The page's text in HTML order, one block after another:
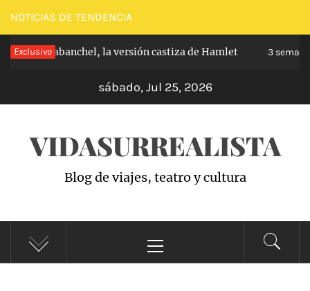
Saltar
al
contenido
NOTICIAS DE TENDENCIA
Exclusivo
de Carabanchel, la versión castiza de Hamlet 3
sábado, Jul 25, 2026
VIDASURREALISTA
Blog de viajes, teatro y cultura
principal